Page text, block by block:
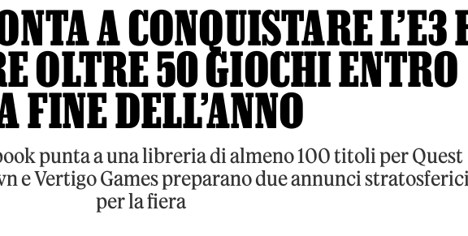
A CONQUISTARE L’E3
OLTRE 50 GIOCHI ENTRO
FINE DELL’ANNO
punta a una libreria di almeno 100 titoli per Quest
e Vertigo Games preparano due annunci
per la fiera